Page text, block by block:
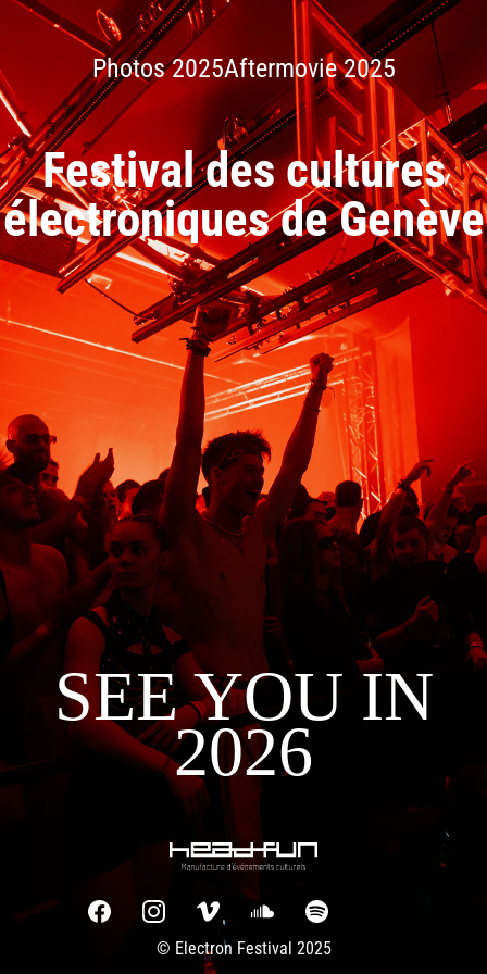
Festival des cultures
électroniques de Genève
SEE YOU IN
2026
Photos 2025Aftermovie 2025
© Electron Festival 2025